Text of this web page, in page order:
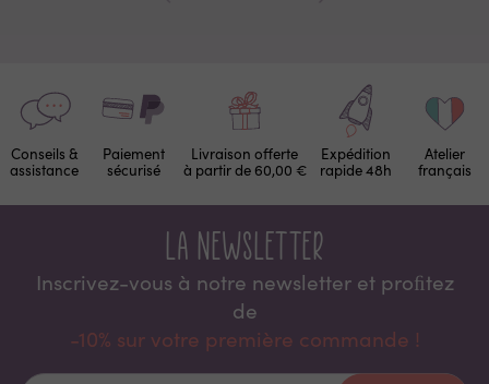
Conseils &
assistance
Paiement
sécurisé
Livraison offerte
à partir de 60,00 €
Expédition
rapide 48h
Atelier
français
La newsletter
Inscrivez-vous à notre newsletter et proﬁtez
de
-10% sur votre première commande !